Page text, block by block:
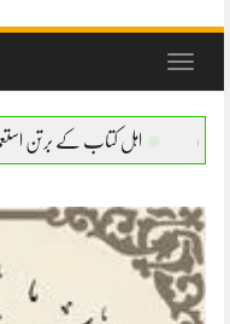
Toggle
استعمال کرنے کا بیان – مولانا ابو